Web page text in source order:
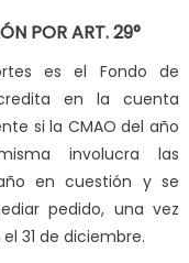
POR ART. 29°
es el Fondo de
en la cuenta
si la CMAO del año
involucra las
en cuestión y se
pedido, una vez
31 de diciembre.